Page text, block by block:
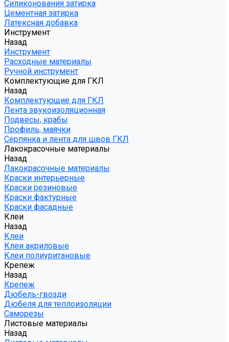
Силиконования затирка
Цементная затирка
Латексная добавка
Инструмент
Назад
Инструмент
Расходные материалы
Ручной инструмент
Комплектующие для ГКЛ
Назад
Комплектующие для ГКЛ
Лента звукоизоляционная
Подвесы, крабы
Профиль, маячки
Серпянка и лента для швов ГКЛ
Лакокрасочные материалы
Назад
Лакокрасочные материалы
Краски интерьерные
Краски резиновые
Краски фактурные
Краски фасадные
Клеи
Назад
Клеи
Клеи акриловые
Клеи полиуритановые
Крепеж
Назад
Крепеж
Дюбель-гвозди
Дюбеля для теплоизоляции
Саморезы
Листовые материалы
Назад